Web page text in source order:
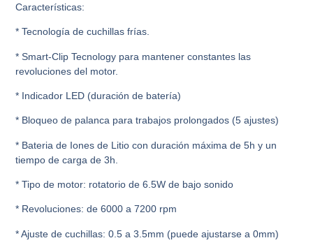
Características:
* Tecnología de cuchillas frías.
* Smart-Clip Tecnology para mantener constantes las
revoluciones del motor.
* Indicador LED (duración de batería)
* Bloqueo de palanca para trabajos prolongados (5 ajustes)
* Bateria de Iones de Litio con duración máxima de 5h y un
tiempo de carga de 3h.
* Tipo de motor: rotatorio de 6.5W de bajo sonido
* Revoluciones: de 6000 a 7200 rpm
* Ajuste de cuchillas: 0.5 a 3.5mm (puede ajustarse a 0mm)